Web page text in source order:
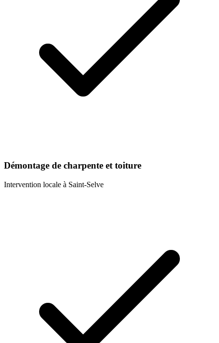
Démontage de charpente et toiture
Intervention locale à Saint-Selve